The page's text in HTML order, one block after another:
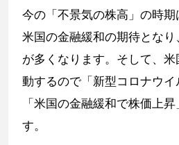
今の「不景気の株高」の時
米国の金融緩和の期待とな
が多くなります。そして、
動するので「新型コロナウ
「米国の金融緩和で株価上
す。